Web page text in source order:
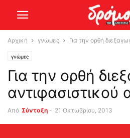
Αρχική γνώμες Για την ορθή
γνώμες
Για την ορθή
αντιφασιστικού
Από Σύνταξη - 21 Οκτωβρίου, 2013